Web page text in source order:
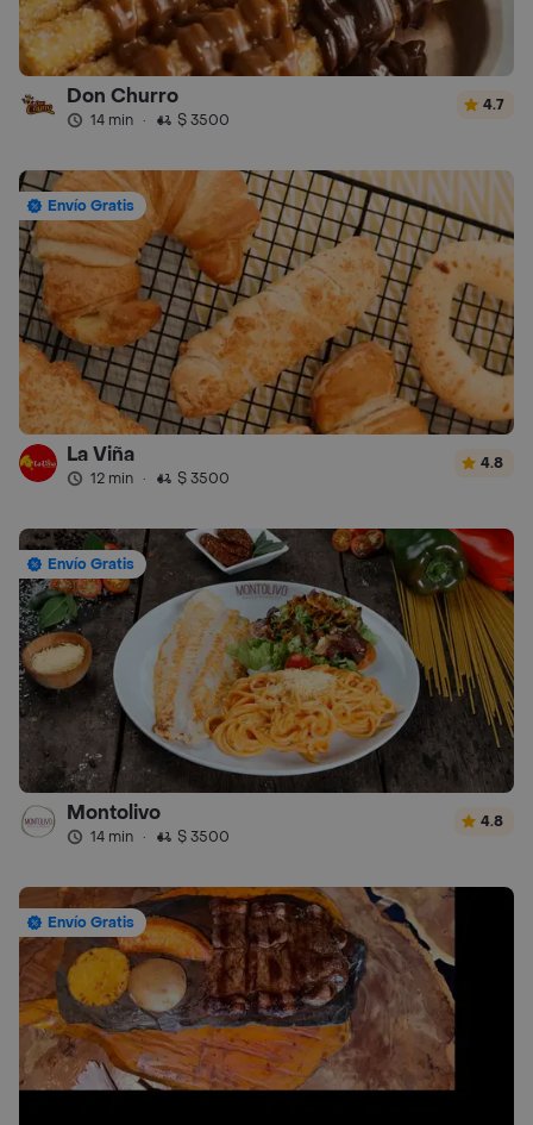
Don Churro
14 min · $ 3500
4.7
Envío Gratis
La Viña
12 min · $ 3500
4.8
Envío Gratis
Montolivo
14 min · $ 3500
4.8
Envío Gratis